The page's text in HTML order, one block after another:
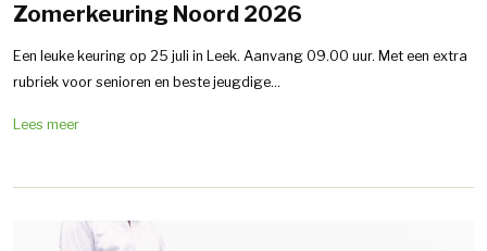
Zomerkeuring Noord 2026
Een leuke keuring op 25 juli in Leek. Aanvang 09.00 uur. Met een extra
rubriek voor senioren en beste jeugdige...
Lees meer